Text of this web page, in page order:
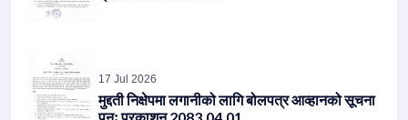
17 Jul 2026
मुद्दती निक्षेपमा लगानीको लागि बोलपत्र आव्हानको सूचना
पुनः प्रकाशन 2083.04.01